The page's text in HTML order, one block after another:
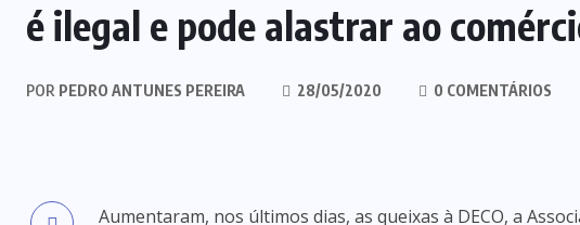
é ilegal e pode alastrar ao
POR PEDRO ANTUNES PEREIRA 28/05/2020 0 COMENTÁRIOS
Aumentaram, nos últimos dias, as queixas à DECO, a